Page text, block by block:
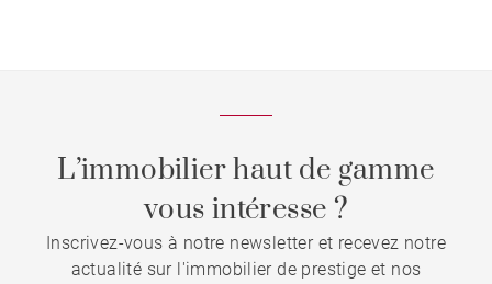
L’immobilier haut de gamme
vous intéresse ?
Inscrivez-vous à notre newsletter et recevez notre
actualité sur l'immobilier de prestige et nos